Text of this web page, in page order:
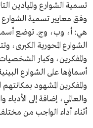
تسمية الشوارع والميادين
وفق معايير تسمية
هي: أ، وب، وج. توضع
الشوارع المحورية الكبرى،
والمفكرين، وكبار
أسماؤها على الشوارع
والمفكرين المشهود
والعالمي، إضافة إلى
أثناء أداء الواجب من